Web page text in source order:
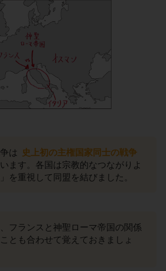
は
史上初の主権国家同士の戦争
ます。各国は宗教的なつながりよ
を重視して同盟を結びました。
フランスと神聖ローマ帝国の関係
とも合わせて覚えておきましょ